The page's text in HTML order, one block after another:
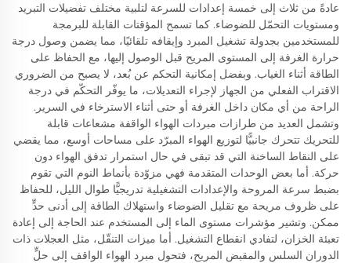
عادةً من ثلاث إلى خمسة إعدادات للسرعة لتلبية مختلف تفضيلات التبريد
ومستويات التحمّل للضوضاء. كما تسمح المؤقتات القابلة للبرمجة
للمستخدمين بجدولة تشغيل المبرد وإيقافه تلقائيًا، مما يضمن وصول درجة
حرارة الغرفة إلى المستوى المريح قبل الوصول إليها، مع الحفاظ على
الطاقة أثناء الغياب. وبفضل إمكانية التحكم عن بُعد، لا يصبح من الضروري
الاقتراب الفعلي من الجهاز لإجراء التعديلات، ما يوفّر التحكّم في درجة
الراحة من أي مكان داخل الغرفة أو حتى أثناء الاسترخاء في السرير.
وتشمل العديد من طرازات مبردات الهواء الواقفة مشعاعات قابلة
للتحريك تتحرك جانبيًّا لتوزيع الهواء المبرّد على مساحات أوسع، مما يقضي
على النقاط الساخنة التي قد تبقى في حال استمرار تدفق الهواء دون
حركة. أما بعض الوحدات المتقدمة فهي مزوّدة بأنماط النوم التي تقوم
بضبط سرعة المروحة والإعدادات التشغيلية تدريجيًّا طوال الليل، للحفاظ
على ظروف مريحة مع تقليل الضوضاء واستهلاك الطاقة إلى أدنى حدٍّ
ممكن. وتشير مؤشرات مستوى الماء إلى المستخدم عند الحاجة إلى إعادة
تعبئة الخزان، لتفادي انقطاع التشغيل. أما ميزات التنقّل، مثل العجلات ذات
الدوران السلس والمقبض المريح، فتحول مبرد الهواء الواقف إلى حلٍّ